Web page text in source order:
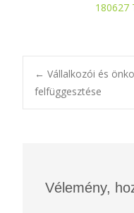
180627
Post
← Vállalkozói és
felfüggesztése
Vélemény,